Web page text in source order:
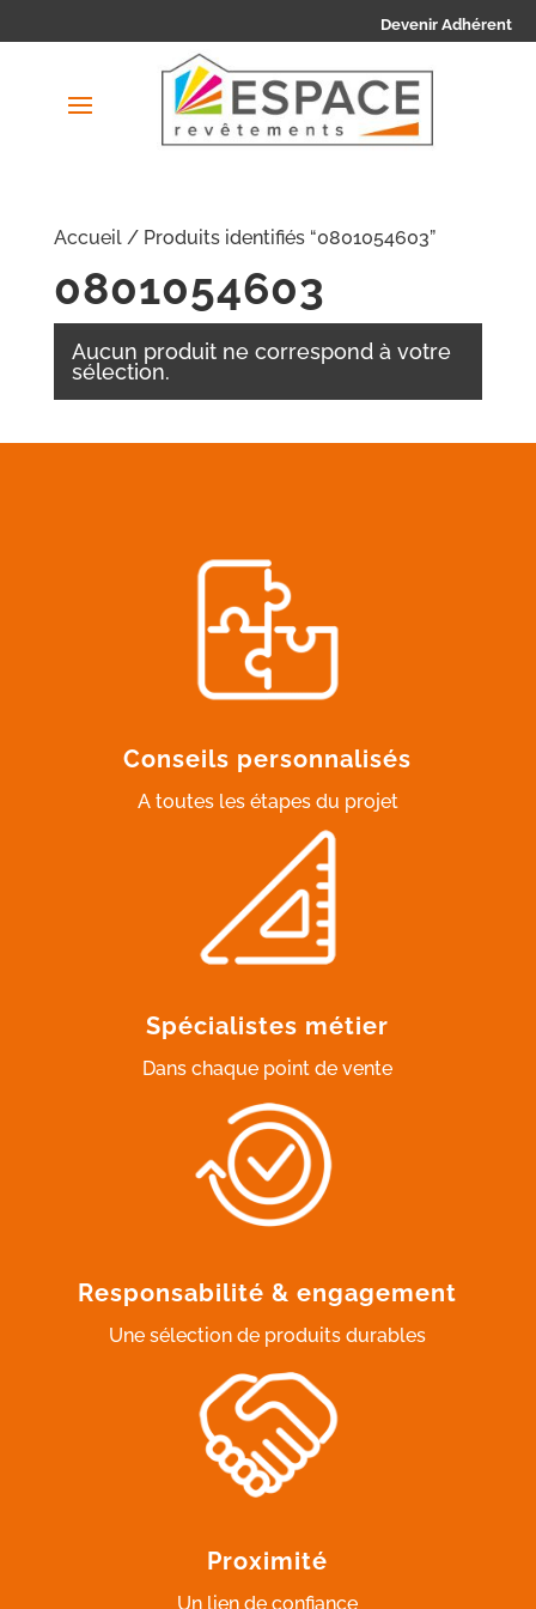
Devenir Adhérent
Accueil/ Produits identifiés “0801054603”
0801054603
Aucun produit ne correspond à votre
sélection.
Conseils personnalisés
A toutes les étapes du projet
Spécialistes métier
Dans chaque point de vente
Responsabilité & engagement
Une sélection de produits durables
Proximité
Un lien de confiance